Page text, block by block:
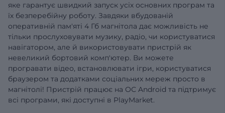
яке гарантує швидкий запуск усіх основних програм та
їх безперебійну роботу. Завдяки вбудованій
оперативній пам'яті 4 Гб магнітола дає можливість не
тільки прослуховувати музику, радіо, чи користуватися
навігатором, але й використовувати пристрій як
невеликий бортовий комп'ютер. Ви можете
програвати відео, встановлювати ігри, користуватися
браузером та додатками соціальних мереж просто в
магнітолі! Пристрій працює на ОС Android та підтримує
всі програми, які доступні в PlayMarket.